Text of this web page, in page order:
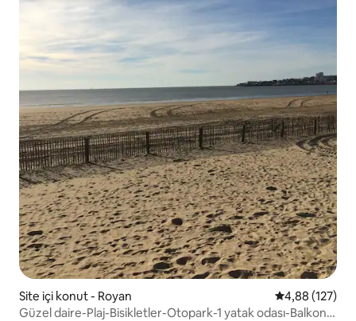
Site içi konut - Royan 5 üzerinden
4,88 (127)
Güzel daire-Plaj-Bisikletler-Otopark-1 yatak odası-Balkon-